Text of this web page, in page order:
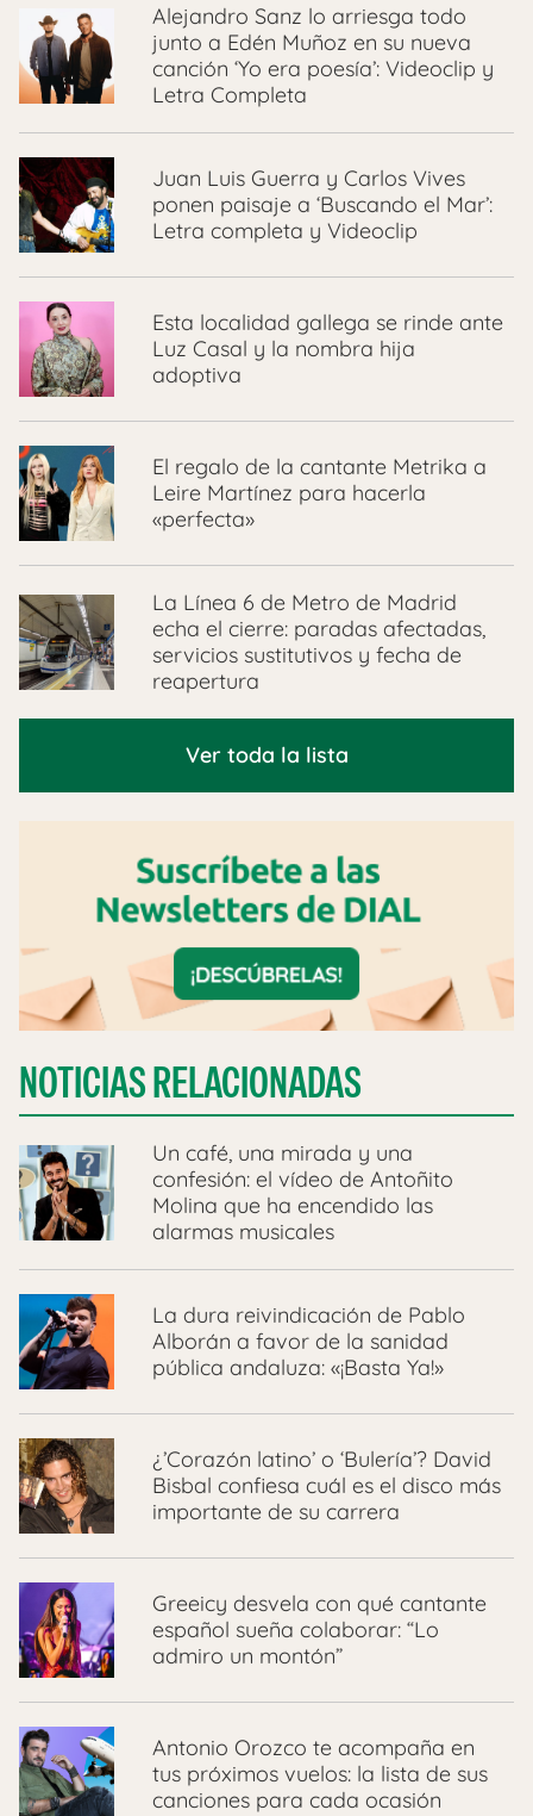
Alejandro Sanz lo arriesga todo
junto a Edén Muñoz en su nueva
canción ‘Yo era poesía’: Videoclip y
Letra Completa
Juan Luis Guerra y Carlos Vives
ponen paisaje a ‘Buscando el Mar’:
Letra completa y Videoclip
Esta localidad gallega se rinde ante
Luz Casal y la nombra hija
adoptiva
El regalo de la cantante Metrika a
Leire Martínez para hacerla
«perfecta»
La Línea 6 de Metro de Madrid
echa el cierre: paradas afectadas,
servicios sustitutivos y fecha de
reapertura
Ver toda la lista
NOTICIAS RELACIONADAS
Un café, una mirada y una
confesión: el vídeo de Antoñito
Molina que ha encendido las
alarmas musicales
La dura reivindicación de Pablo
Alborán a favor de la sanidad
pública andaluza: «¡Basta Ya!»
¿’Corazón latino’ o ‘Bulería’? David
Bisbal confiesa cuál es el disco más
importante de su carrera
Greeicy desvela con qué cantante
español sueña colaborar: “Lo
admiro un montón”
Antonio Orozco te acompaña en
tus próximos vuelos: la lista de sus
canciones para cada ocasión